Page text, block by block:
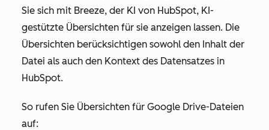
Sie sich mit Breeze, der KI von HubSpot, KI-
gestützte Übersichten für sie anzeigen lassen. Die
Übersichten berücksichtigen sowohl den Inhalt der
Datei als auch den Kontext des Datensatzes in
HubSpot.
So rufen Sie Übersichten für Google Drive-Dateien
auf: